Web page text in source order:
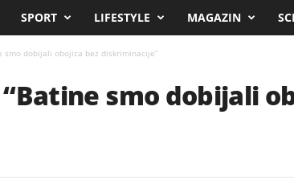
SPORT LIFESTYLE MAGAZIN
smo dobijali obojica bez diskriminacije”
smo dobijali